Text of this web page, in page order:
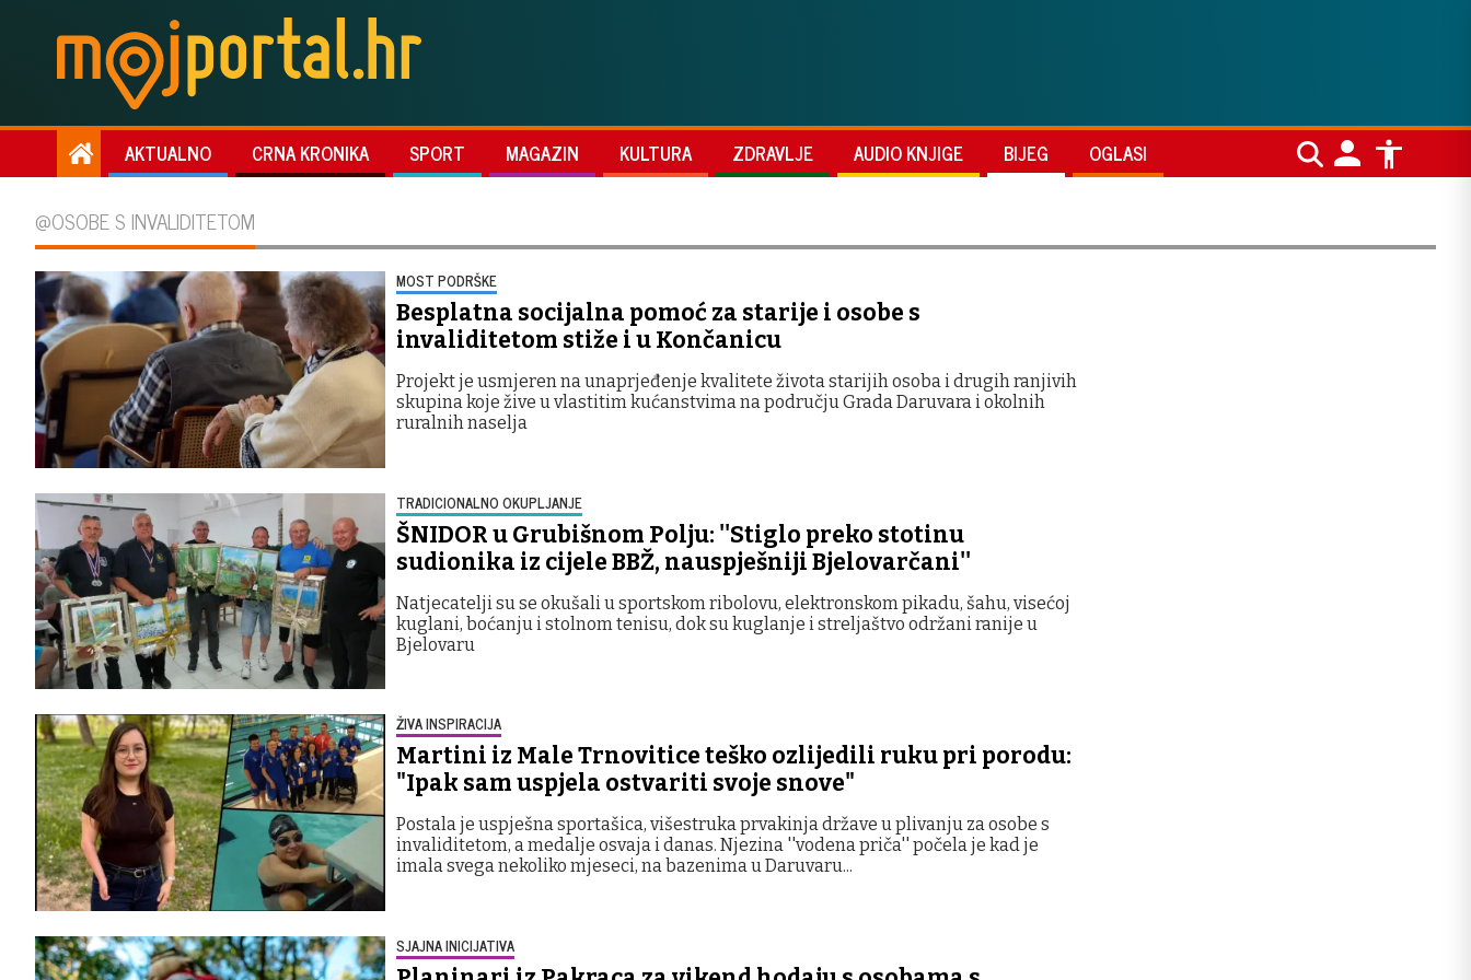
AKTUALNO CRNA KRONIKA SPORT MAGAZIN KULTURA ZDRAVLJE AUDIO KNJIGE BIJEG OGLASI
@OSOBE S INVALIDITETOM
MOST PODRŠKE
Besplatna socijalna pomoć za starije i osobe s
invaliditetom stiže i u Končanicu
Projekt je usmjeren na unaprjeđenje kvalitete života starijih osoba i drugih ranjivih
skupina koje žive u vlastitim kućanstvima na području Grada Daruvara i okolnih
ruralnih naselja
TRADICIONALNO OKUPLJANJE
ŠNIDOR u Grubišnom Polju: ''Stiglo preko stotinu
sudionika iz cijele BBŽ, nauspješniji Bjelovarčani''
Natjecatelji su se okušali u sportskom ribolovu, elektronskom pikadu, šahu, visećoj
kuglani, boćanju i stolnom tenisu, dok su kuglanje i streljaštvo održani ranije u
Bjelovaru
ŽIVA INSPIRACIJA
Martini iz Male Trnovitice teško ozlijedili ruku pri porodu:
"Ipak sam uspjela ostvariti svoje snove"
Postala je uspješna sportašica, višestruka prvakinja države u plivanju za osobe s
invaliditetom, a medalje osvaja i danas. Njezina ''vodena priča'' počela je kad je
imala svega nekoliko mjeseci, na bazenima u Daruvaru...
SJAJNA INICIJATIVA